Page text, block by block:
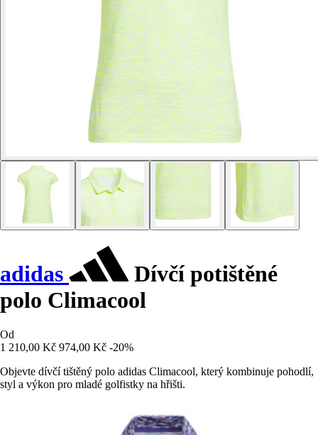
adidas
Dívčí potištěné
polo Climacool
Od
1 210,00 Kč 974,00 Kč -20%
Objevte dívčí tištěný polo adidas Climacool, který kombinuje pohodlí,
styl a výkon pro mladé golfistky na hřišti.